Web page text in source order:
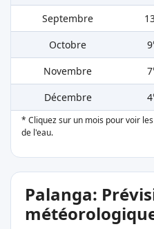
Septembre
Octobre
Novembre
Décembre
* Cliquez sur un mois pour voir
de l'eau.
Palanga: